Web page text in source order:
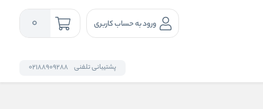
ورود به حساب کاربری 0
پشتیبانی تلفنی 02188909288